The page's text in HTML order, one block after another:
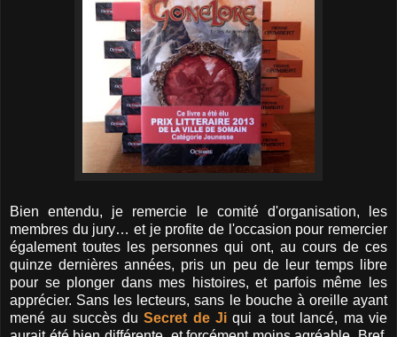
Bien entendu, je remercie le comité d'organisation, les
membres du jury… et je profite de l'occasion pour remercier
également toutes les personnes qui ont, au cours de ces
quinze dernières années, pris un peu de leur temps libre
pour se plonger dans mes histoires, et parfois même les
apprécier. Sans les lecteurs, sans le bouche à oreille ayant
mené au succès duSecret de Ji qui a tout lancé, ma vie